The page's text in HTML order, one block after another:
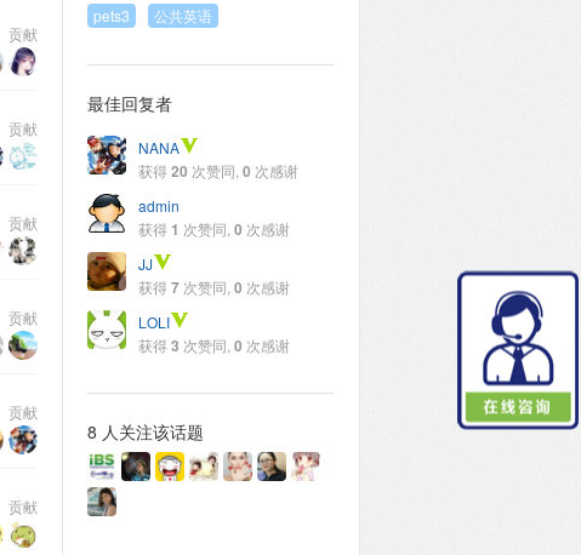
贡献
贡献
贡献
贡献
贡献
贡献
pets3 公共英语
最佳回复者
NANA
获得20 次赞同, 0 次感谢
admin
获得 1 次赞同, 0 次感谢
JJ
获得7次赞同, 0 次感谢
LOLI
获得3 次赞同, 0 次感谢
8 人关注该话题